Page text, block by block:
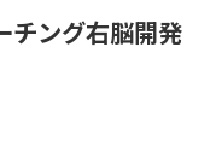
チング右脳開発